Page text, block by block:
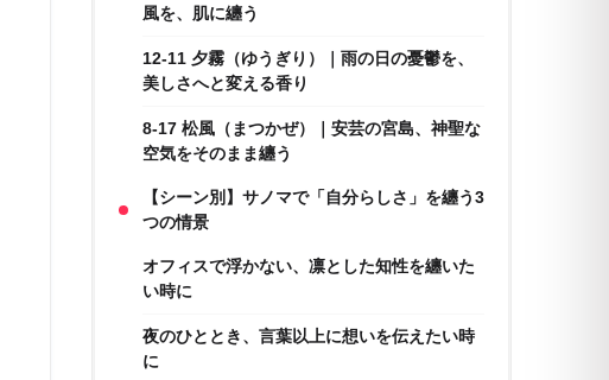
風を、肌に纏う
12-11 夕霧（ゆうぎり）｜雨の日の憂鬱を、
美しさへと変える香り
8-17 松風（まつかぜ）｜安芸の宮島、神聖な
空気をそのまま纏う
【シーン別】サノマで「自分らしさ」を纏う3
つの情景
オフィスで浮かない、凛とした知性を纏いた
い時に
夜のひととき、言葉以上に想いを伝えたい時
に